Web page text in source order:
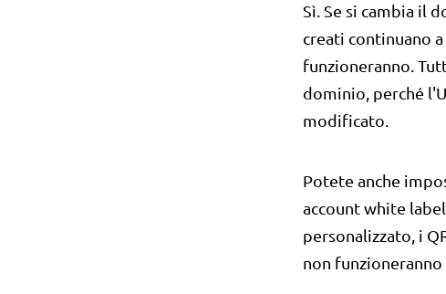
Sì. Se si cambia il
creati continuano
funzioneranno.
dominio, perché
modificato.
Potete anche
account white
personalizzato, i
non funzioneranno